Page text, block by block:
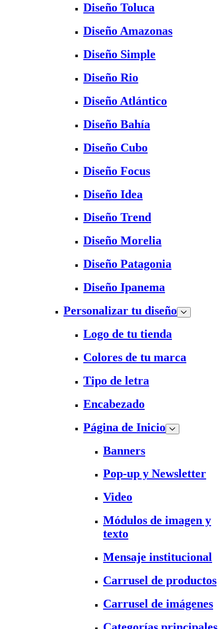
Diseño Toluca
Diseño Amazonas
Diseño Simple
Diseño Rio
Diseño Atlántico
Diseño Bahía
Diseño Cubo
Diseño Focus
Diseño Idea
Diseño Trend
Diseño Morelia
Diseño Patagonia
Diseño Ipanema
Personalizar tu diseño
Logo de tu tienda
Colores de tu marca
Tipo de letra
Encabezado
Página de Inicio
Banners
Pop-up y Newsletter
Video
Módulos de imagen y
texto
Mensaje institucional
Carrusel de productos
Carrusel de imágenes